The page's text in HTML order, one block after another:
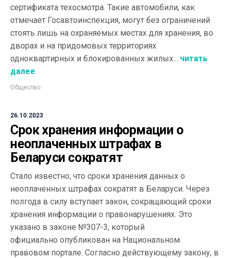
сертификата техосмотра. Такие автомобили, как
отмечает Госавтоинспекция, могут без ограничений
стоять лишь на охраняемых местах для хранения, во
дворах и на придомовых территориях
одноквартирных и блокированных жилых... читать
далее
Общество
26.10.2023
Срок хранения информации о
неоплаченных штрафах в
Беларуси сократят
Стало известно, что сроки хранения данных о
неоплаченных штрафах сократят в Беларуси. Через
полгода в силу вступает закон, сокращающий сроки
хранения информации о правонарушениях. Это
указано в законе №307-3, который
официально опубликован на Национальном
правовом портале. Согласно действующему закону, в